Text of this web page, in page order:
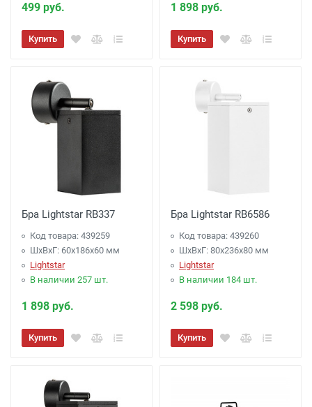
499 руб.
Купить
1 898 руб.
Купить
Бра Lightstar RB337
Код товара: 439259
ШхВхГ: 60x186x60 мм
Lightstar
В наличии 257 шт.
1 898 руб.
Купить
Бра Lightstar RB6586
Код товара: 439260
ШхВхГ: 80x236x80 мм
Lightstar
В наличии 184 шт.
2 598 руб.
Купить